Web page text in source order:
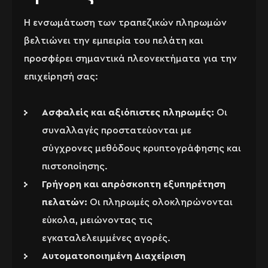
Η ενσωμάτωση των τραπεζικών πληρωμών
βελτιώνει την εμπειρία του πελάτη και
προσφέρει σημαντικά πλεονεκτήματα για την
επιχείρησή σας:
Ασφαλείς και αξιόπιστες πληρωμές: Οι
συναλλαγές προστατεύονται με
σύγχρονες μεθόδους κρυπτογράφησης και
πιστοποίησης.
Γρήγορη και απρόσκοπτη εξυπηρέτηση
πελατών: Οι πληρωμές ολοκληρώνονται
εύκολα, μειώνοντας τις
εγκαταλελειμμένες αγορές.
Αυτοματοποιημένη Διαχείριση